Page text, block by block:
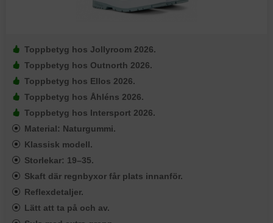
Toppbetyg hos Jollyroom 2026.
Toppbetyg hos Outnorth 2026.
Toppbetyg hos Ellos 2026.
Toppbetyg hos Åhléns 2026.
Toppbetyg hos Intersport 2026.
Material: Naturgummi.
Klassisk modell.
Storlekar: 19–35.
Skaft där regnbyxor får plats innanför.
Reflexdetaljer.
Lätt att ta på och av.